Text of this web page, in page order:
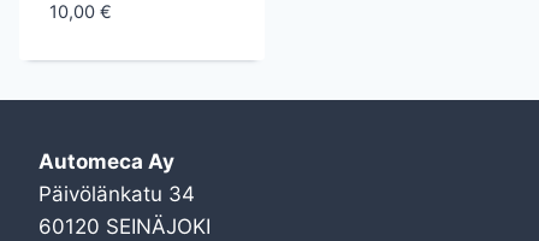
10,00 €
Automeca Ay
Päivölänkatu 34
60120 SEINÄJOKI